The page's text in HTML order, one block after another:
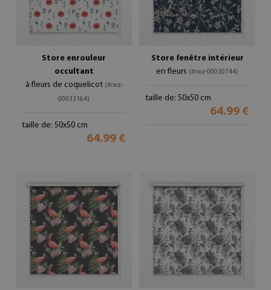
Store enrouleur
occultant
à fleurs de coquelicot (#rwz-
00033164)
taille de: 50x50 cm
64.99 €
Store fenêtre intérieur
en fleurs (#rwz-00030744)
taille de: 50x50 cm
64.99 €